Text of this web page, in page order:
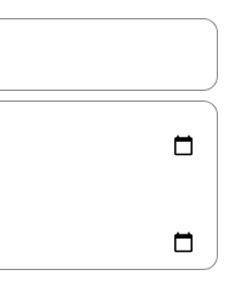
използвайте